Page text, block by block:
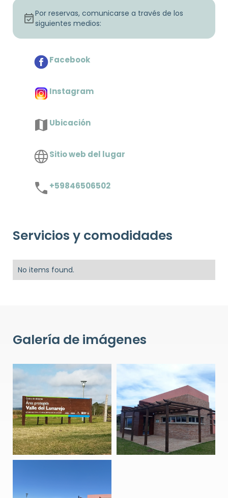
Por reservas, comunicarse a través de los
siguientes medios:
Facebook
Instagram
Ubicación
Sitio web del lugar
+59846506502
Servicios y comodidades
No items found.
Galería de imágenes